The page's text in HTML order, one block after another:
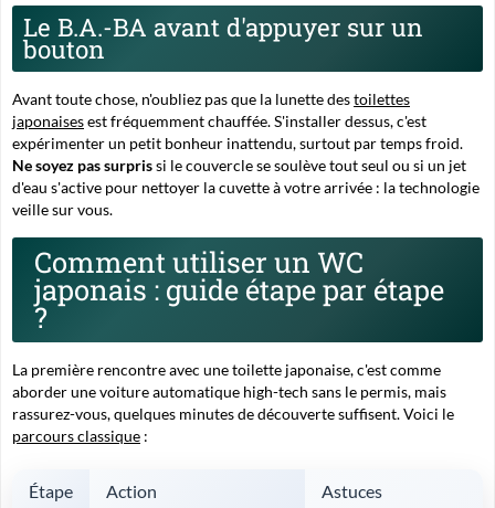
Le B.A.-BA avant d'appuyer sur un
bouton
Avant toute chose, n'oubliez pas que la lunette destoilettes
japonaisesest fréquemment chauffée. S'installer dessus, c'est
expérimenter un petit bonheur inattendu, surtout par temps froid.
Ne soyez pas surprissi le couvercle se soulève tout seul ou si un jet
d'eau s'active pour nettoyer la cuvette à votre arrivée : la technologie
veille sur vous.
Comment utiliser un WC
japonais : guide étape par étape
?
La première rencontre avec une toilette japonaise, c'est comme
aborder unevoiture automatique high-tech sans le permis, mais
rassurez-vous, quelques minutes de découverte suffisent. Voici le
parcours classique :
Étape Action Astuces